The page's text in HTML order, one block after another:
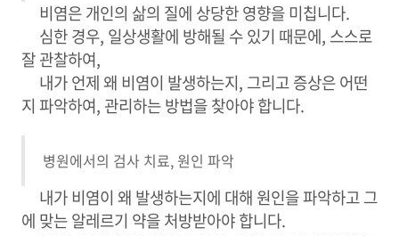
비염은 개인의 삶의 질에 상당한 영향을 미칩니다.
심한 경우, 일상생활에 방해될 수 있기 때문에, 스스로
잘 관찰하여,
내가 언제 왜 비염이 발생하는지, 그리고 증상은 어떤
지 파악하여, 관리하는 방법을 찾아야 합니다.
병원에서의 검사 치료, 원인 파악
내가 비염이 왜 발생하는지에 대해 원인을 파악하고 그
에 맞는 알레르기 약을 처방받아야 합니다.